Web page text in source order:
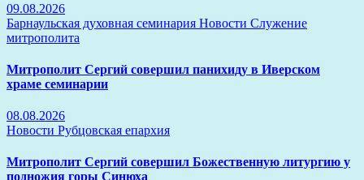
09.08.2026
Барнаульская духовная семинария Новости Служение
митрополита
Митрополит Сергий совершил панихиду в Иверском
храме семинарии
08.08.2026
Новости Рубцовская епархия
Митрополит Сергий совершил Божественную литургию у
подножия горы Синюха